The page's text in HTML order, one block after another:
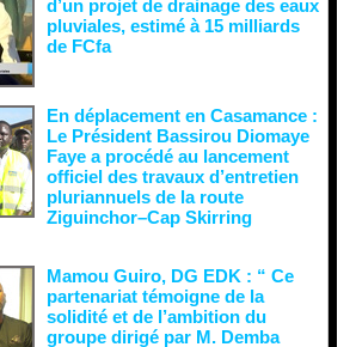
d’un projet de drainage des eaux
pluviales, estimé à 15 milliards
de FCfa ‎
En déplacement en Casamance :
Le Président Bassirou Diomaye
Faye a procédé au lancement
officiel des travaux d’entretien
pluriannuels de la route
Ziguinchor–Cap Skirring
Mamou Guiro, DG EDK : “ Ce
partenariat témoigne de la
solidité et de l’ambition du
groupe dirigé par M. Demba